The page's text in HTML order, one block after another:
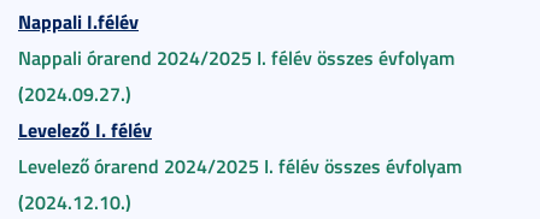
Nappali I.félév
Nappali órarend 2024/2025 I. félév összes évfolyam
(2024.09.27.)
Levelező I. félév
Levelező órarend 2024/2025 I. félév összes évfolyam
(2024.12.10.)